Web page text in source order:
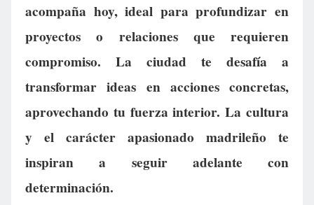
acompaña hoy, ideal para profundizar en
proyectos o relaciones que requieren
compromiso. La ciudad te desafía a
transformar ideas en acciones concretas,
aprovechando tu fuerza interior. La cultura
y el carácter apasionado madrileño te
inspiran a seguir adelante con
determinación.